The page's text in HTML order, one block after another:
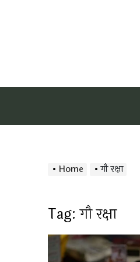
Home गौ रक्षा
Tag:गौ रक्षा